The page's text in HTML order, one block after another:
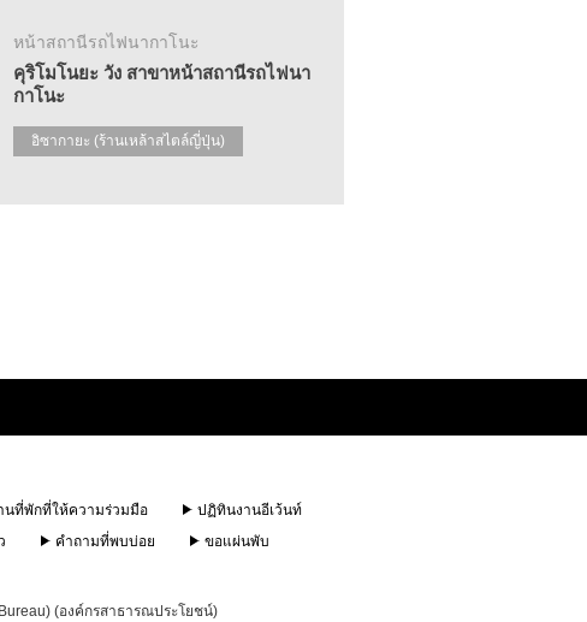
หน้าสถานีรถไฟนากาโนะ
คุริโมโนยะ วัง สาขาหน้าสถานีรถไฟนา
กาโนะ
อิซากายะ (ร้านเหล้าสไตล์ญี่ปุ่น)
นที่พักที่ให้ความร่วมมือ
ปฏิทินงานอีเว้นท์
คำถามที่พบบ่อย
ขอแผ่นพับ
(องค์กรสาธารณประโยชน์)